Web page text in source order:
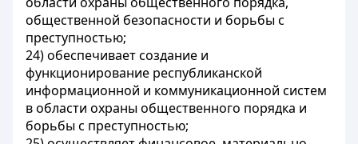
общественной безопасности и борьбы с
преступностью;
24) обеспечивает создание и
функционирование республиканской
информационной и коммуникационной систем
в области охраны общественного порядка и
борьбы с преступностью;